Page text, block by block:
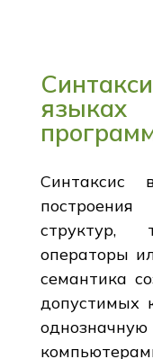
языках
Синтаксис
структур,
операторы
семантика
допустимых